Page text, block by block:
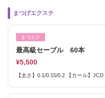
まつげエクステ
まつエク
最高級セーブル 60本
¥5,500
【太さ】0.1/0.15/0.2 【カール】